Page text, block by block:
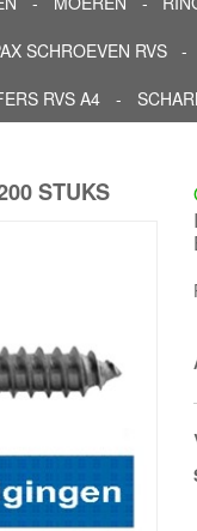
SCHROEVEN RVS
RVS A4
STUKS